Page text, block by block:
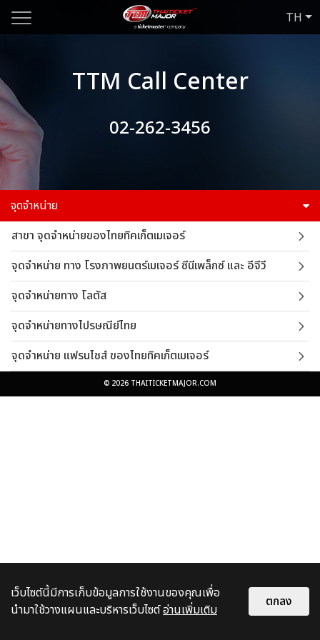
TH
TTM Call Center
02-262-3456
จุดจำหน่าย
สาขา จุดจำหน่ายของไทยทิคเก็ตเมเจอร์
จุดจำหน่าย ทาง โรงภาพยนตร์เมเจอร์ ซีนีเพล็กซ์ และ อีจีวี
จุดจำหน่ายทาง โลตัส
จุดจำหน่ายทางไปรษณีย์ไทย
จุดจำหน่าย แฟรนไชส์ ของไทยทิคเก็ตเมเจอร์
© 2026 THAITICKETMAJOR.COM
เว็บไซต์นี้มีการเก็บข้อมูลการใช้งานของคุณเพื่อ
นำมาใช้วางแผนและบริหารเว็บไซต์อ่านเพิ่มเติม ตกลง